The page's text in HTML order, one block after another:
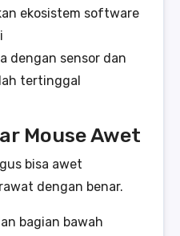
ekosistem software
dengan sensor dan
tertinggal
Mouse Awet
bisa awet
dengan benar.
bagian bawah